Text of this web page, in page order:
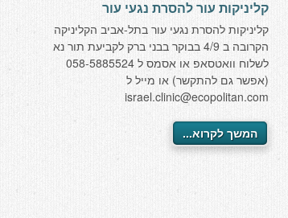
קליניקות עור להסרת נגעי עור
קליניקות להסרת נגעי עור בתל-אביב הקליניקה
הקרובה ב 4/9 בבוקר בבני ברק לקביעת תור נא
לשלוח וואטסאפ או אסמס ל 058-5885524
(אפשר גם להתקשר) או מייל ל
israel.clinic@ecopolitan.com
המשך לקרוא...